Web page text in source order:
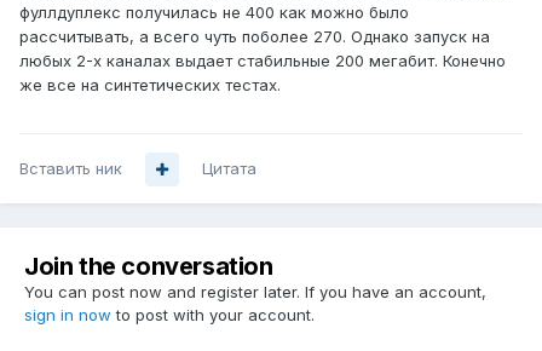
фуллдуплекс получилась не 400 как можно было
рассчитывать, а всего чуть поболее 270. Однако запуск на
любых 2-х каналах выдает стабильные 200 мегабит. Конечно
же все на синтетических тестах.
Вставить ник Цитата
Join the conversation
You can post now and register later. If you have an account,
sign in now to post with your account.